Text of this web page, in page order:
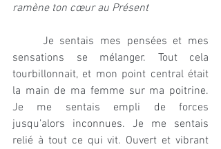
ramène ton cœur au Présent
Je sentais mes pensées et mes
sensations se mélanger. Tout cela
tourbillonnait, et mon point central était
la main de ma femme sur ma poitrine.
Je me sentais empli de forces
jusqu’alors inconnues. Je me sentais
relié à tout ce qui vit. Ouvert et vibrant